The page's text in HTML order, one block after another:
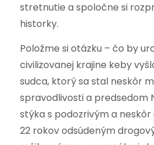
stretnutie a spoločne si
historky.
Položme si otázku – čo by
civilizovanej krajine keby
sudca, ktorý sa stal neskôr
spravodlivosti a predsedom
stýka s podozrivým a
22 rokov odsúdeným